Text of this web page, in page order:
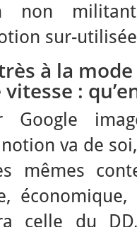
non
sur-
à la
:
va de
mêmes
celle du